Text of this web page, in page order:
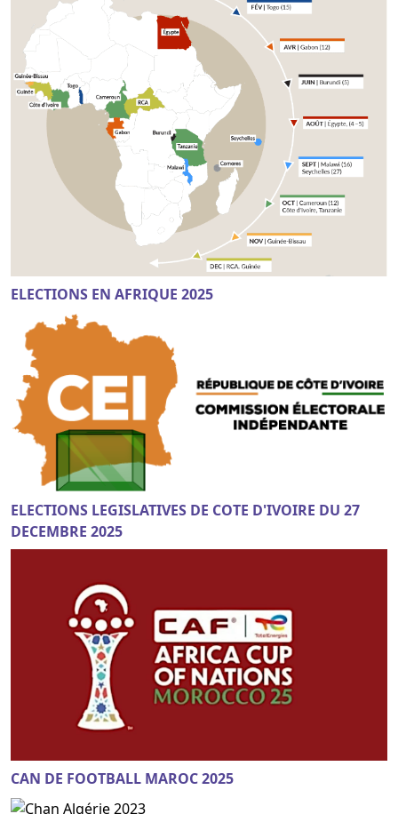
ELECTIONS EN AFRIQUE 2025
ELECTIONS LEGISLATIVES DE COTE D'IVOIRE DU 27
DECEMBRE 2025
CAN DE FOOTBALL MAROC 2025